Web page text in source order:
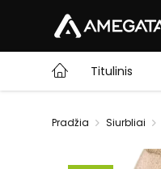
Titulinis
Pradžia Siurbliai